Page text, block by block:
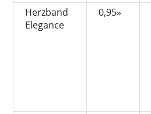
Herzband
Elegance
0,95»